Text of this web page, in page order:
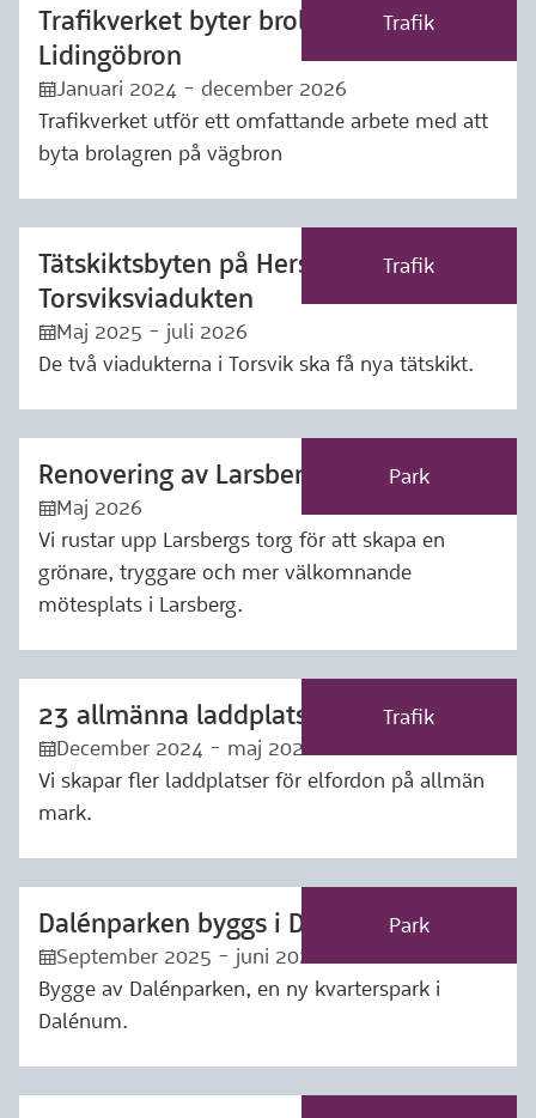
Trafik
Trafikverket byter brolager på
Lidingöbron
Märkning: Trafik
:kalender:Januari 2024 - december 2026
Trafikverket utför ett omfattande arbete med att
byta brolagren på vägbron
Trafik
Tätskiktsbyten på Herseruds- och
Torsviksviadukten
Märkning: Trafik
:kalender:Maj 2025 - juli 2026
De två viadukterna i Torsvik ska få nya tätskikt.
Park
Renovering av Larsbergs torg
Märkning: Park
:kalender:Maj 2026
Vi rustar upp Larsbergs torg för att skapa en
grönare, tryggare och mer välkomnande
mötesplats i Larsberg.
Trafik
23 allmänna laddplatser för elfordon
Märkning: Trafik
:kalender:December 2024 - maj 2026
Vi skapar fler laddplatser för elfordon på allmän
mark.
Park
Dalénparken byggs i Dalénum
Märkning: Park
:kalender:September 2025 - juni 2026
Bygge av Dalénparken, en ny kvarterspark i
Dalénum.